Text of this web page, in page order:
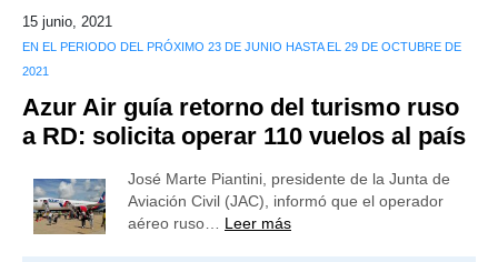
15 junio, 2021
EN EL PERIODO DEL PRÓXIMO 23 DE JUNIO HASTA EL 29 DE OCTUBRE DE
2021
Azur Air guía retorno del turismo ruso
a RD: solicita operar 110 vuelos al país
José Marte Piantini, presidente de la Junta de
Aviación Civil (JAC), informó que el operador
aéreo ruso… Leer más